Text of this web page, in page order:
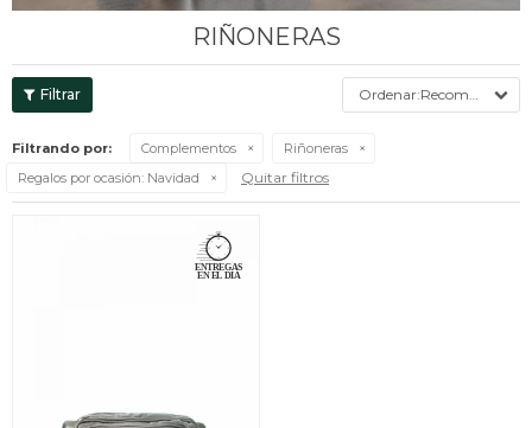
RIÑONERAS
Recomendados
Filtrando por: Complementos
Riñoneras
Regalos por ocasión: Navidad Quitar filtros